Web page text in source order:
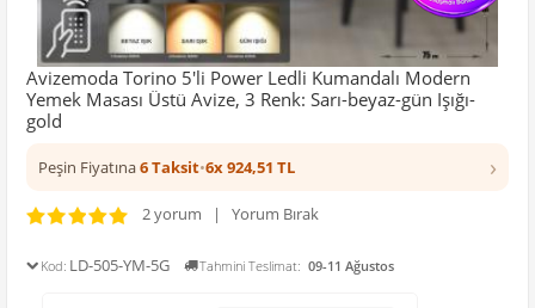
Avizemoda Torino 5'li Power Ledli Kumandalı Modern
Yemek Masası Üstü Avize, 3 Renk: Sarı-beyaz-gün Işığı-
gold
Peşin Fiyatına6 Taksit•6x 924,51 TL ›
2 yorum | Yorum Bırak
Kod: LD-505-YM-5G Tahmini Teslimat: 09-11 Ağustos